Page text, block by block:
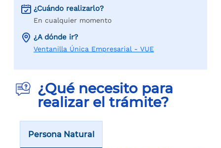
¿Cuándo realizarlo?
En cualquier momento
¿A dónde ir?
Ventanilla Única Empresarial - VUE
¿Qué necesito para
realizar el trámite?
Persona Natural